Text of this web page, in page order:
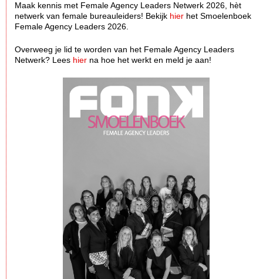
Maak kennis met Female Agency Leaders Netwerk 2026, hèt
netwerk van female bureauleiders! Bekijk hier het Smoelenboek
Female Agency Leaders 2026.
Overweeg je lid te worden van het Female Agency Leaders
Netwerk? Lees hier na hoe het werkt en meld je aan!